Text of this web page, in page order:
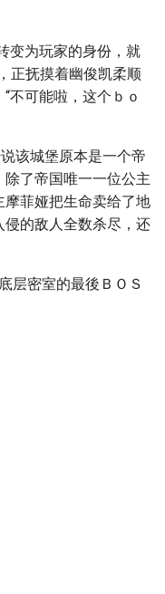
变为玩家的身份，就
正抚摸着幽俊凯柔顺
不可能啦，这个ｂｏ
该城堡原本是一个帝
了帝国唯一一位公主
菲娅把生命卖给了地
的敌人全数杀尽，还
层密室的最後ＢＯＳ